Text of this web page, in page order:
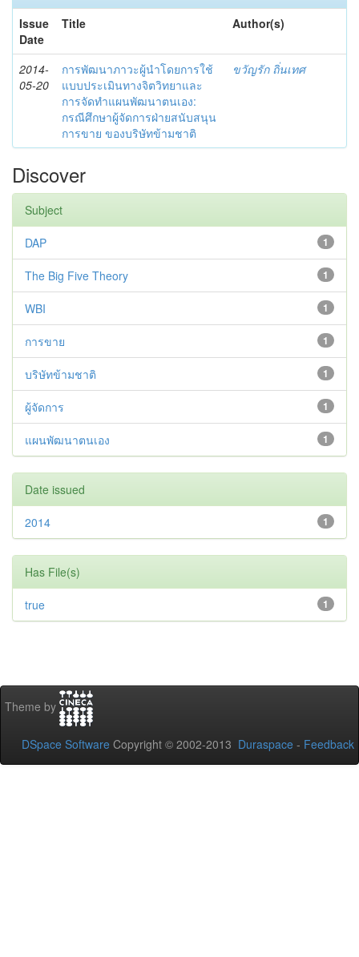
Issue
Date
Title Author(s)
2014-
05-20
การพัฒนาภาวะผู้นำโดยการใช้
แบบประเมินทางจิตวิทยาและ
การจัดทำแผนพัฒนาตนเอง:
กรณีศึกษาผู้จัดการฝ่ายสนับสนุน
การขาย ของบริษัทข้ามชาติ
ขวัญรัก ถิ่นเทศ
Discover
Subject
1
DAP
1
The Big Five Theory
1
WBI
1
การขาย
1
บริษัทข้ามชาติ
1
ผู้จัดการ
1
แผนพัฒนาตนเอง
Date issued
1
2014
Has File(s)
1
true
Theme by
DSpace Software Copyright © 2002-2013 Duraspace - Feedback